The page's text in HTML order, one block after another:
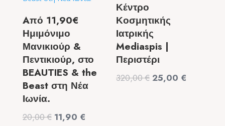
Aπό 11,90€
Ημιμόνιμο
Μανικιούρ &
Πεντικιούρ, στο
BEAUTIES & the
Beast στη Νέα
Ιωνία.
20,00€ Original
11,90 €
Κέντρο
Κοσμητικής
Ιατρικής
Mediaspis |
Περιστέρι
320,00€ Original
25,00 €